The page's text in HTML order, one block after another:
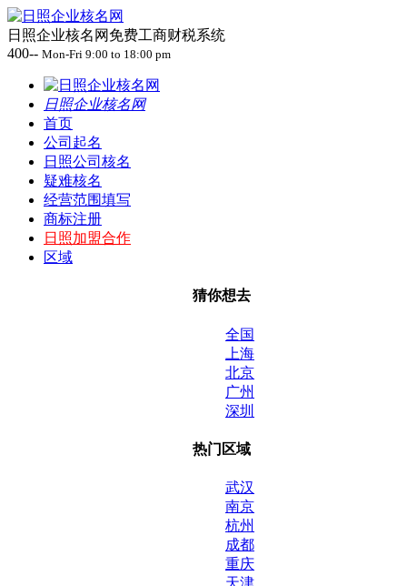
日照企业核名网免费工商财税系统
400-- Mon-Fri 9:00 to 18:00 pm
日照企业核名网
首页
公司起名
日照公司核名
疑难核名
经营范围填写
商标注册
日照加盟合作
区域
猜你想去
全国
上海
北京
广州
深圳
热门区域
武汉
南京
杭州
成都
重庆
天津